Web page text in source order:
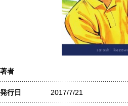
著者
発行日 2017/7/21